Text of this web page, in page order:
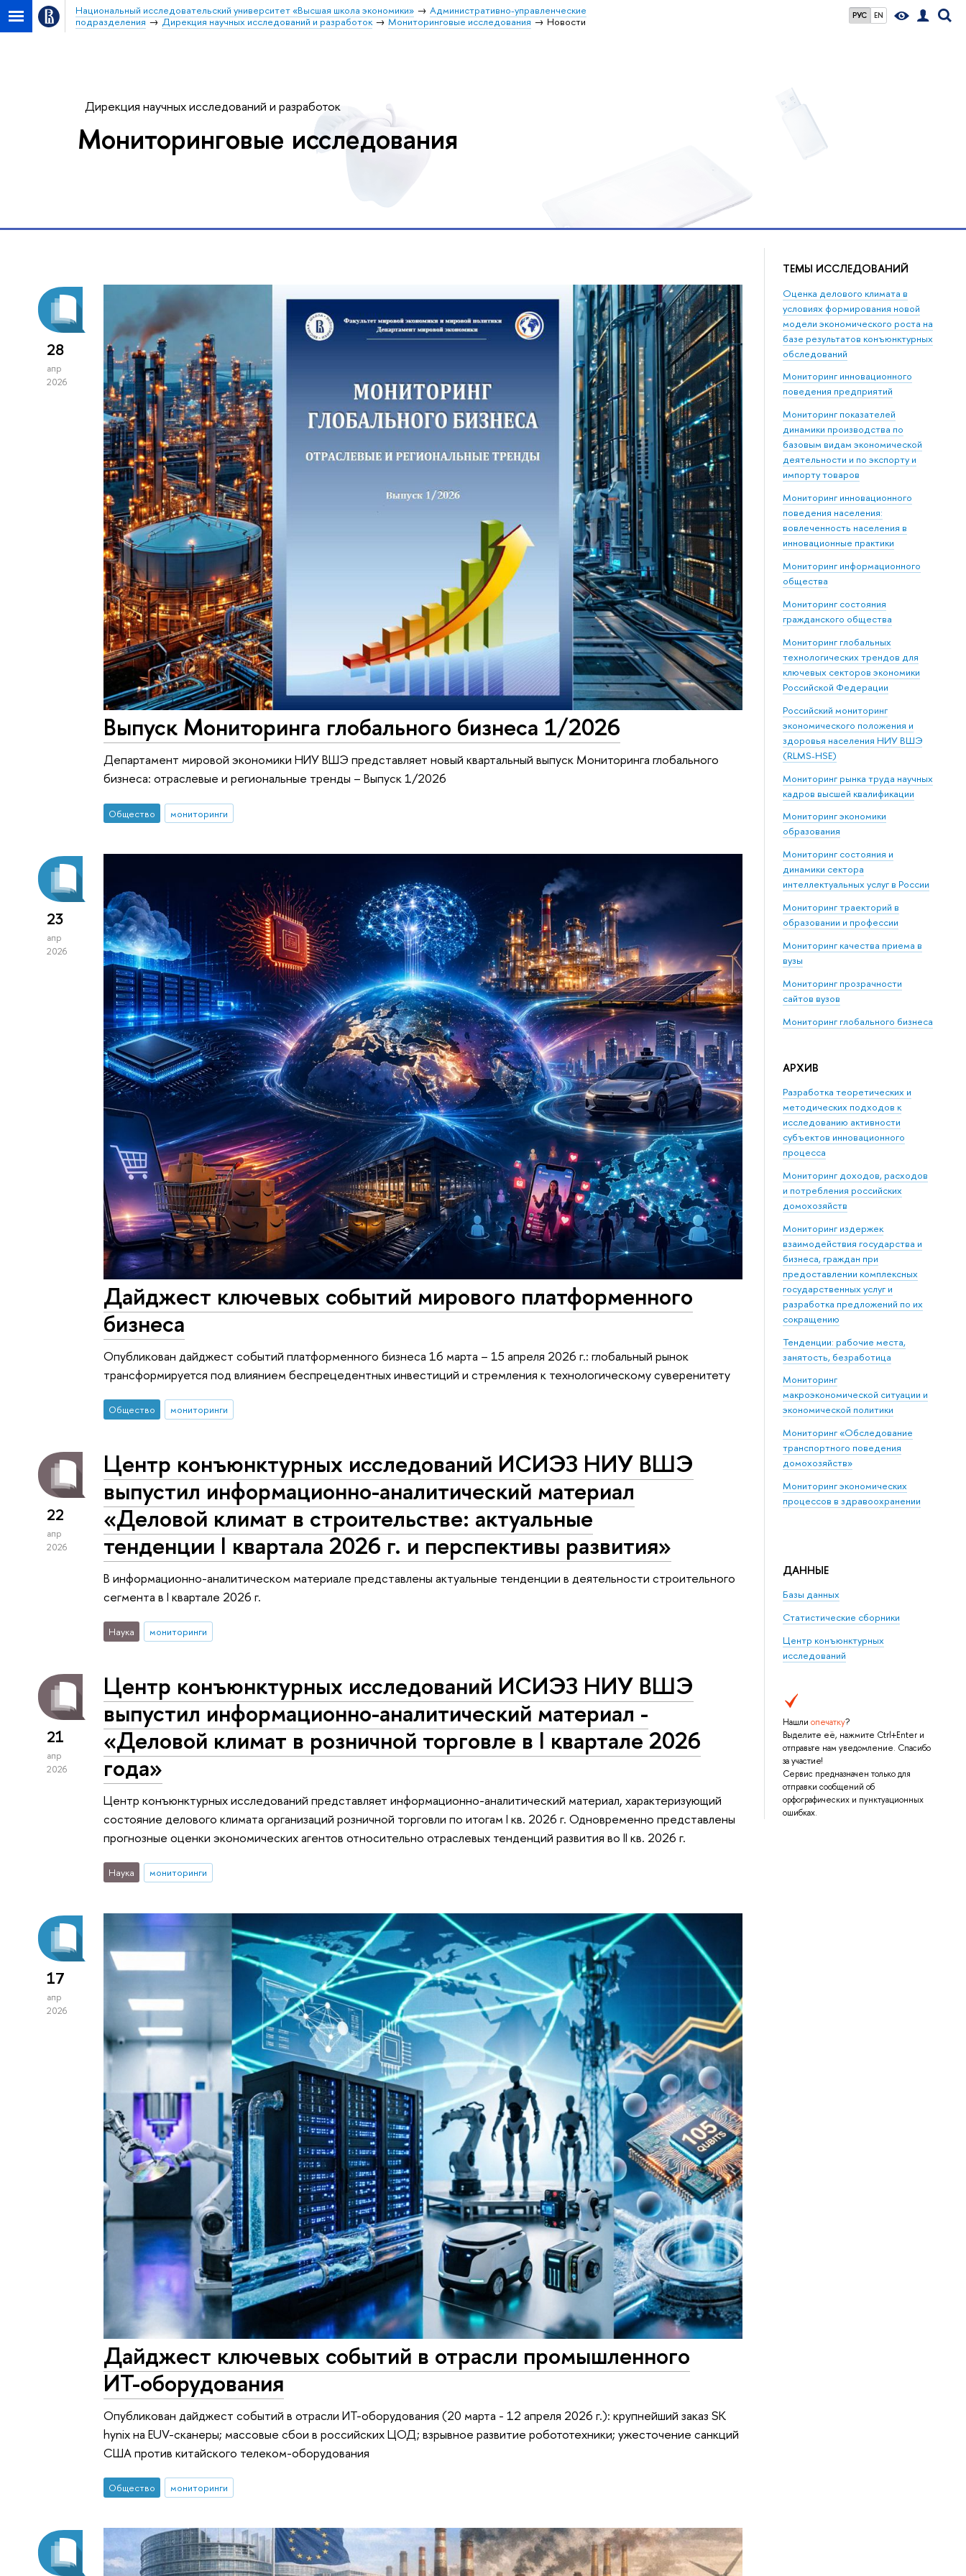
РУС EN
Национальный исследовательский университет «Высшая школа экономики»
Административно-управленческие
подразделения
Дирекция научных исследований и разработок Мониторинговые исследования Новости
Дирекция научных исследований и разработок
Мониторинговые исследования
ТЕМЫ ИССЛЕДОВАНИЙ
Оценка делового климата в
условиях формирования новой
модели экономического роста на
базе результатов конъюнктурных
обследований
Мониторинг инновационного
поведения предприятий
Мониторинг показателей
динамики производства по
базовым видам экономической
деятельности и по экспорту и
импорту товаров
Мониторинг инновационного
поведения населения:
вовлеченность населения в
инновационные практики
Мониторинг информационного
общества
Мониторинг состояния
гражданского общества
Мониторинг глобальных
технологических трендов для
ключевых секторов экономики
Российской Федерации
Российский мониторинг
экономического положения и
здоровья населения НИУ ВШЭ
(RLMS-HSE)
Мониторинг рынка труда научных
кадров высшей квалификации
Мониторинг экономики
образования
Мониторинг состояния и
динамики сектора
интеллектуальных услуг в России
Мониторинг траекторий в
образовании и профессии
Мониторинг качества приема в
вузы
Мониторинг прозрачности
сайтов вузов
Мониторинг глобального бизнеса
АРХИВ
Разработка теоретических и
методических подходов к
исследованию активности
субъектов инновационного
процесса
Мониторинг доходов, расходов
и потребления российских
домохозяйств
Мониторинг издержек
взаимодействия государства и
бизнеса, граждан при
предоставлении комплексных
государственных услуг и
разработка предложений по их
сокращению
Тенденции: рабочие места,
занятость, безработица
Мониторинг
макроэкономической ситуации и
экономической политики
Мониторинг «Обследование
транспортного поведения
домохозяйств»
Мониторинг экономических
процессов в здравоохранении
ДАННЫЕ
Базы данных
Статистические сборники
Центр конъюнктурных
исследований
Нашли опечатку?
Выделите её, нажмите Ctrl+Enter и
отправьте нам уведомление. Спасибо
за участие!
Сервис предназначен только для
отправки сообщений об
орфографических и пунктуационных
ошибках.
28
апр
2026
Выпуск Мониторинга глобального бизнеса 1/2026
Департамент мировой экономики НИУ ВШЭ представляет новый квартальный выпуск Мониторинга глобального
бизнеса: отраслевые и региональные тренды – Выпуск 1/2026
Общество мониторинги
23
апр
2026
Дайджест ключевых событий мирового платформенного
бизнеса
Опубликован дайджест событий платформенного бизнеса 16 марта – 15 апреля 2026 г.: глобальный рынок
трансформируется под влиянием беспрецедентных инвестиций и стремления к технологическому суверенитету
Общество мониторинги
22
апр
2026
Центр конъюнктурных исследований ИСИЭЗ НИУ ВШЭ
выпустил информационно-аналитический материал
«Деловой климат в строительстве: актуальные
тенденции I квартала 2026 г. и перспективы развития»
В информационно-аналитическом материале представлены актуальные тенденции в деятельности строительного
сегмента в I квартале 2026 г.
Наука мониторинги
21
апр
2026
Центр конъюнктурных исследований ИСИЭЗ НИУ ВШЭ
выпустил информационно-аналитический материал -
«Деловой климат в розничной торговле в I квартале 2026
года»
Центр конъюнктурных исследований представляет информационно-аналитический материал, характеризующий
состояние делового климата организаций розничной торговли по итогам I кв. 2026 г. Одновременно представлены
прогнозные оценки экономических агентов относительно отраслевых тенденций развития во II кв. 2026 г.
Наука мониторинги
17
апр
2026
Дайджест ключевых событий в отрасли промышленного
ИТ-оборудования
Опубликован дайджест событий в отрасли ИТ-оборудования (20 марта - 12 апреля 2026 г.): крупнейший заказ SK
hynix на EUV-сканеры; массовые сбои в российских ЦОД; взрывное развитие робототехники; ужесточение санкций
США против китайского телеком-оборудования
Общество мониторинги